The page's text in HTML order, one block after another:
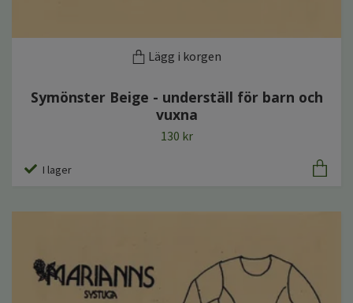
Lägg i korgen
Symönster Beige - underställ för barn och
vuxna
130 kr
I lager